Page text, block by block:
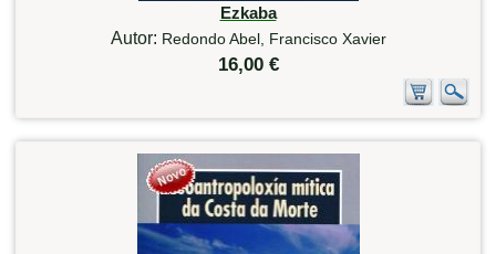
Ezkaba
Autor: Redondo Abel, Francisco Xavier
16,00 €